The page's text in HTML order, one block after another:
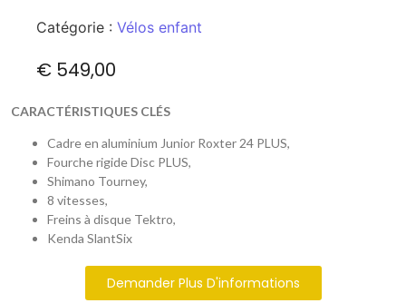
Catégorie : Vélos enfant
€ 549,00
CARACTÉRISTIQUES CLÉS
Cadre en aluminium Junior Roxter 24 PLUS,
Fourche rigide Disc PLUS,
Shimano Tourney,
8 vitesses,
Freins à disque Tektro,
Kenda SlantSix
Demander Plus D'informations